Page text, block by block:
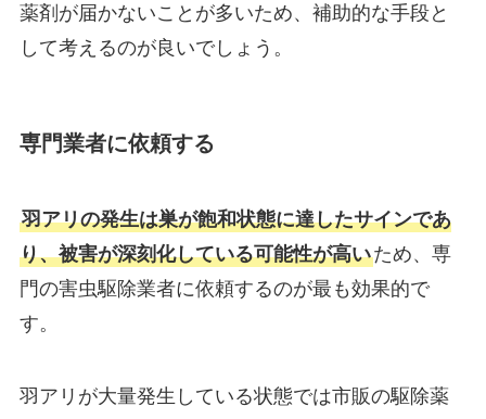
薬剤が届かないことが多いため、補助的な手段と
して考えるのが良いでしょう。
専門業者に依頼する
羽アリの発生は巣が飽和状態に達したサインであ
り、被害が深刻化している可能性が高いため、専
門の害虫駆除業者に依頼するのが最も効果的で
す。
羽アリが大量発生している状態では市販の駆除薬